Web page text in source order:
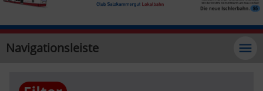
Navigationsleiste